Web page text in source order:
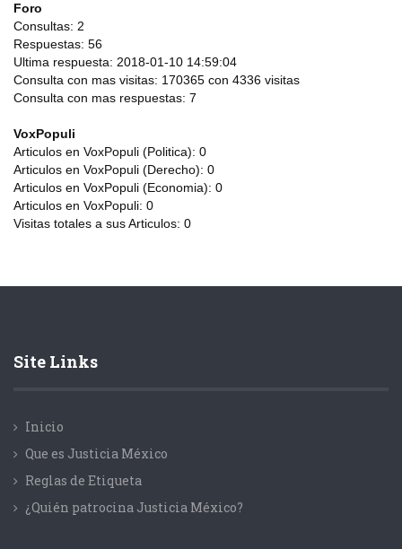
Foro
Consultas: 2
Respuestas: 56
Ultima respuesta: 2018-01-10 14:59:04
Consulta con mas visitas: 170365 con 4336 visitas
Consulta con mas respuestas: 7
VoxPopuli
Articulos en VoxPopuli (Politica): 0
Articulos en VoxPopuli (Derecho): 0
Articulos en VoxPopuli (Economia): 0
Articulos en VoxPopuli: 0
Visitas totales a sus Articulos: 0
Site Links
Inicio
Que es Justicia México
Reglas de Etiqueta
¿Quién patrocina Justicia México?